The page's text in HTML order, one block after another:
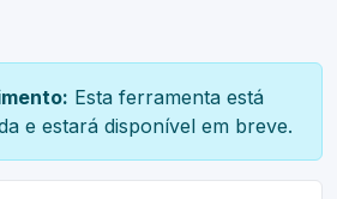
Esta ferramenta está
e estará disponível em breve.